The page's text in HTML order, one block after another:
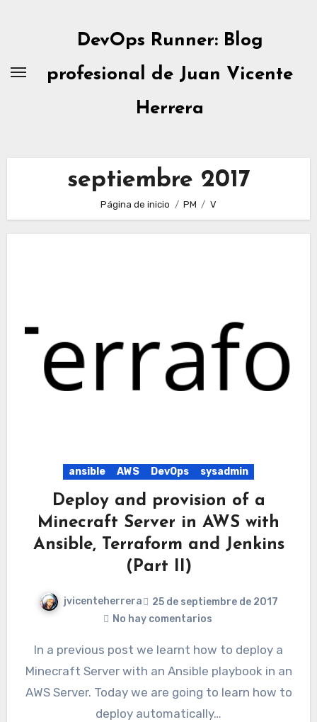
DevOps Runner: Blog
profesional de Juan Vicente
Herrera
septiembre 2017
Página de inicio PM V
ansible AWS DevOps sysadmin
Deploy and provision of a
Minecraft Server in AWS with
Ansible, Terraform and Jenkins
(Part II)
jvicenteherrera
25 de septiembre de 2017
No hay comentarios
In a previous post we learnt how to deploy a
Minecraft Server with an Ansible playbook in an
AWS Server. Today we are going to learn how to
deploy automatically…